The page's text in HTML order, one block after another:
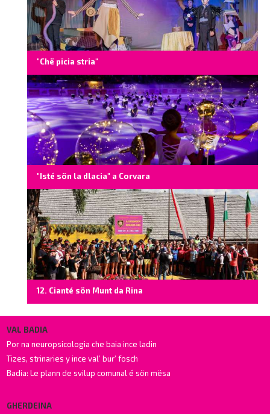
"Chë picia stria"
"Isté sön la dlacia" a Corvara
12. Cianté sön Munt da Rina
VAL BADIA
Por na neuropsicologia che baia ince ladin
Tizes, strinaries y ince val’ bur’ fosch
Badia: Le plann de svilup comunal é sön mësa
GHERDEINA